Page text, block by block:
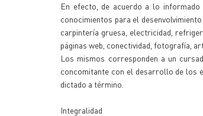
En efecto, de acuerdo a lo
conocimientos para el
carpintería gruesa, electricidad,
páginas web, conectividad, fotografía,
Los mismos corresponden a un
concomitante con el desarrollo de los
dictado a término.
Integralidad